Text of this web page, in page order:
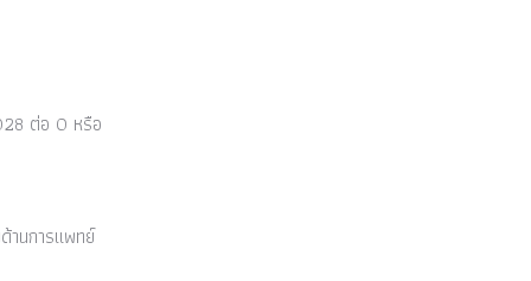
ต่อ 0 หรือ
านการแพทย์